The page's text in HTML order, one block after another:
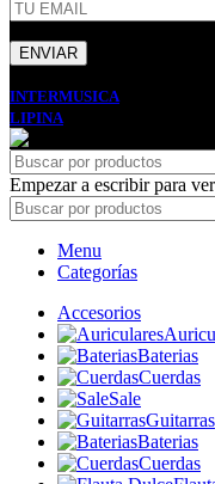
INTERMUSICA
LIPINA. PREMIUM E-
Empezar a escribir para
Menu
Categorías
Accesorios
Baterias
Cuerdas
Sale
Guitarras
Baterias
Cuerdas